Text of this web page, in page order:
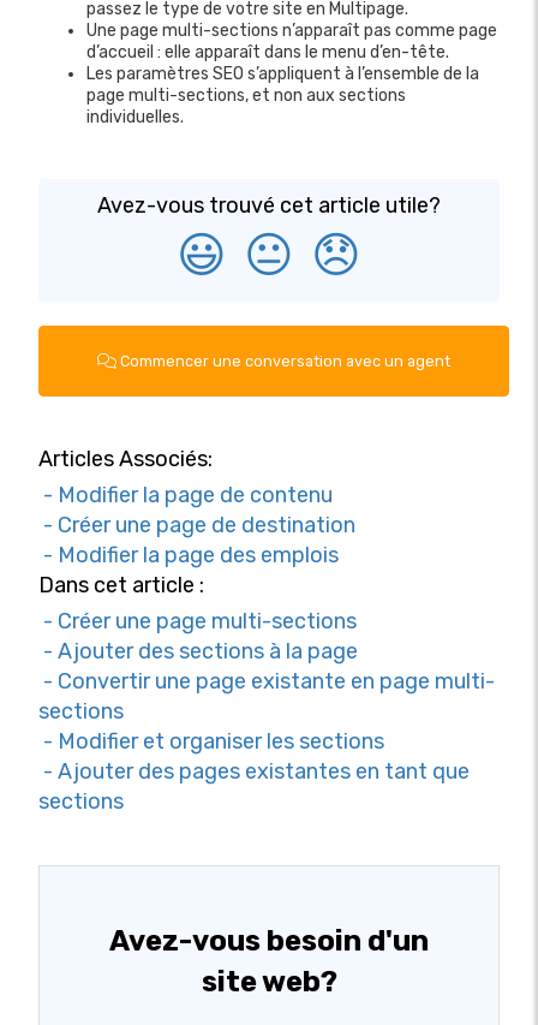
passez le type de votre site en Multipage.
Une page multi-sections n’apparaît pas comme page
d’accueil : elle apparaît dans le menu d’en-tête.
Les paramètres SEO s’appliquent à l’ensemble de la
page multi-sections, et non aux sections
individuelles.
Avez-vous trouvé cet article utile?
😃 😐 😞
Commencer une conversation avec un agent
Articles Associés:
- Modifier la page de contenu
- Créer une page de destination
- Modifier la page des emplois
Dans cet article :
- Créer une page multi-sections
- Ajouter des sections à la page
- Convertir une page existante en page multi-
sections
- Modifier et organiser les sections
- Ajouter des pages existantes en tant que
sections
Avez-vous besoin d'un
site web?